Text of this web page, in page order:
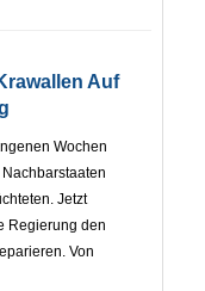
Auf
Wochen
Jetzt
Regierung den
Von